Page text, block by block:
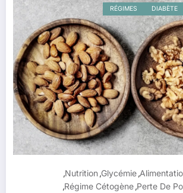
DIABÈTE
RÉGIMES
,
Glycémie
,
Nutrition
,
Perte De
,
Régime Cétogène
,